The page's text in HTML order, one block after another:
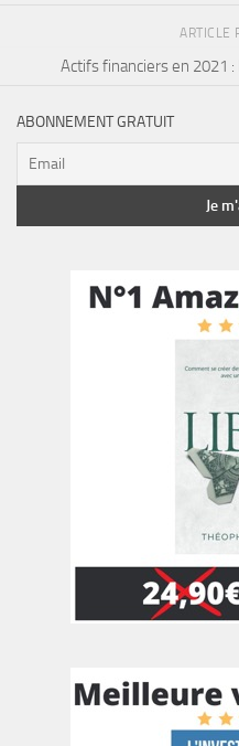
ARTICLE
Actifs financiers en 2021
ABONNEMENT GRATUIT